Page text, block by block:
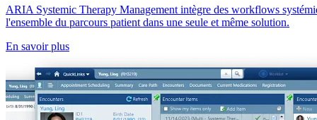
ARIA Systemic Therapy Management intègre des workflows
l'ensemble du parcours patient dans une seule et même solution.
En savoir plus